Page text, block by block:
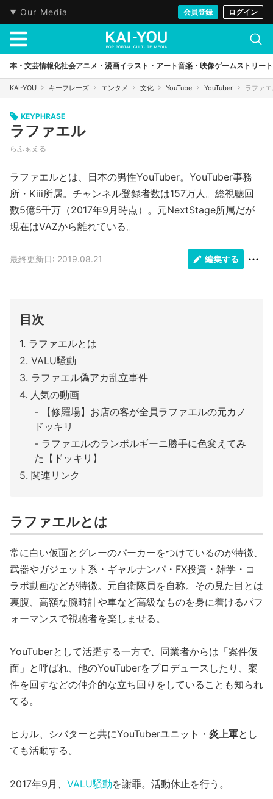
Our Media 会員登録 ログイン
本・文芸情報化社会アニメ・漫画イラスト・アート音楽・映像ゲームストリート
KAI-YOU キーフレーズ エンタメ 文化 YouTube YouTuber ラファ
KEYPHRASE
ラファエル
らふぁえる
ラファエルとは、日本の男性YouTuber。YouTuber事務
所・Kiii所属。チャンネル登録者数は157万人。総視聴回
数5億5千万（2017年9月時点）。元NextStage所属だが
現在はVAZから離れている。
最終更新日: 2019.08.21 編集する
目次
ラファエルとは
VALU騒動
ラファエル偽アカ乱立事件
人気の動画
【修羅場】お店の客が全員ラファエルの元カノ
ドッキリ
ラファエルのランボルギーニ勝手に色変えてみ
た【ドッキリ】
関連リンク
ラファエルとは
常に白い仮面とグレーのパーカーをつけているのが特徴、
武器やガジェット系・ギャルナンパ・FX投資・雑学・コ
ラボ動画などが特徴。元自衛隊員を自称。その見た目とは
裏腹、高額な腕時計や車など高級なものを身に着けるパフ
ォーマンスで視聴者を楽しませる。
YouTuberとして活躍する一方で、同業者からは「案件仮
面」と呼ばれ、他のYouTuberをプロデュースしたり、案
件を回すなどの仲介的な立ち回りをしていることも知られ
てる。
ヒカル、シバターと共にYouTuberユニット・ 炎上軍とし
ても活動する。
2017年9月、 VALU騒動を謝罪。活動休止を行う。